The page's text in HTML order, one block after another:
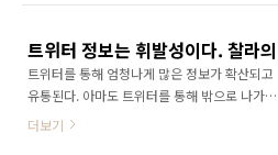
세상 만사 모든 이치가 이러하다. 요즘 이런 생각
을 해봤다. 과연 내가 이미 알고 있는 정보라 하
여 그 정보를 비난할 수 있을까? 사실 나 자신도
반성하고 있지만 뻔한 이야기로 채워진 책들을
트위터를 통해 엄청나게 많은 정보가 확산되고
유통된다. 아마도 트위터를 통해 밖으로 나가는
링크만 해도 상상을 초월할 것이다. 그런데 트위
더보기